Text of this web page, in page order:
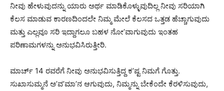
ನೀವು ಹೇಳುವುದನ್ನು ಯಾರು ಅರ್ಥ ಮಾಡಿಕೊಳ್ಳುವುದಿಲ್ಲ ನೀವು ಸರಿಯಾಗಿ
ಕೆಲಸ ಮಾಡುವ ಕಾರಣದಿಂದಲೇ ನಿಮ್ಮ ಮೇಲೆ ಕೆಲಸದ ಒತ್ತಡ ಹೆಚ್ಚಾಗುವುದು
ಮತ್ತು ಎಲ್ಲವೂ ಸರಿ ಇದ್ದಾಗಲೂ ಬಹಳ ನೋ’ವಾಗುವುದು ಇಂತಹ
ಪರಿಣಾಮಗಳನ್ನು ಅನುಭವಿಸಿರುತ್ತೀರಿ.
ಮಾರ್ಚ್ 14 ರವರೆಗೆ ನೀವು ಅನುಭವಿಸುತ್ತಿದ್ದ ಕ’ಷ್ಟ ನಿಮಗೆ ಗೊತ್ತು.
ಸುಖಾಸುಮ್ಮನೆ ಅ’ವ’ಮಾ’ನ ಆಗುವುದು, ನಿಮ್ಮನ್ನು ಬೇಕೆಂದೇ ಕೆರಳಿಸುವುದು,